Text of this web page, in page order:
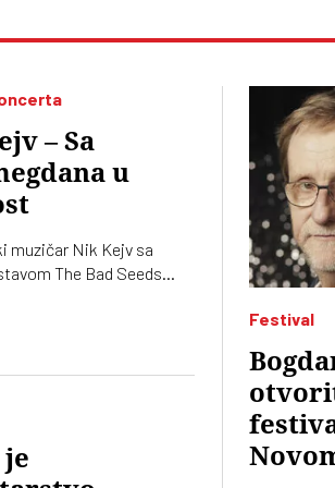
Festival
– Sa
u
muzičar Nik Kejv sa
The Bad Seeds
je